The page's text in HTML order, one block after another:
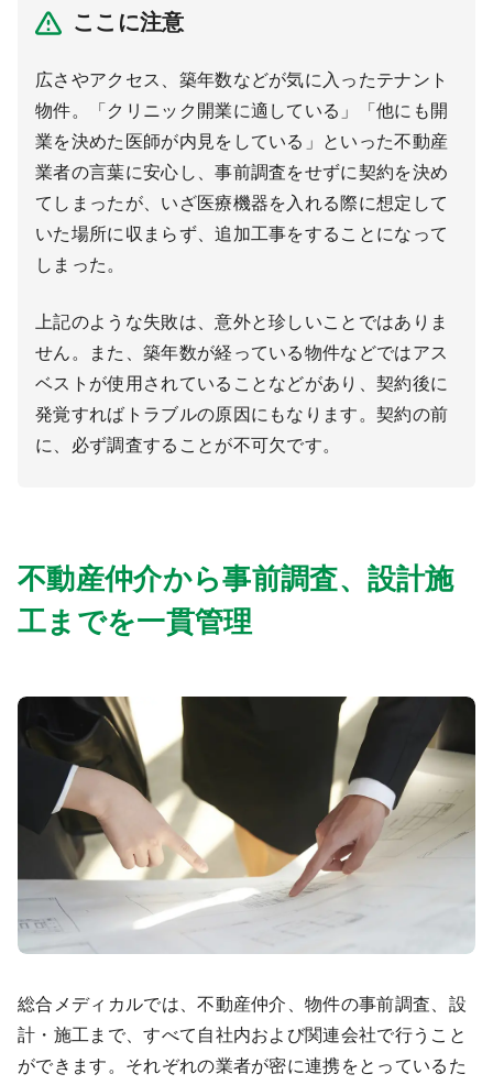
ここに注意
広さやアクセス、築年数などが気に入ったテナント
物件。「クリニック開業に適している」「他にも開
業を決めた医師が内見をしている」といった不動産
業者の言葉に安心し、事前調査をせずに契約を決め
てしまったが、いざ医療機器を入れる際に想定して
いた場所に収まらず、追加工事をすることになって
しまった。
上記のような失敗は、意外と珍しいことではありま
せん。また、築年数が経っている物件などではアス
ベストが使用されていることなどがあり、契約後に
発覚すればトラブルの原因にもなります。契約の前
に、必ず調査することが不可欠です。
不動産仲介から事前調査、設計施
工までを一貫管理
総合メディカルでは、不動産仲介、物件の事前調査、設
計・施工まで、すべて自社内および関連会社で行うこと
ができます。それぞれの業者が密に連携をとっているた